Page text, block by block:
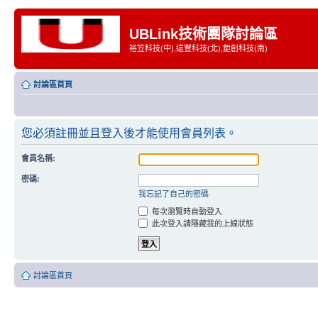
UBLink技術團隊討論區
裕笠科技(中),遠豐科技(北),鉅創科技(南)
討論區首頁
您必須註冊並且登入後才能使用會員列表。
會員名稱:
密碼:
我忘記了自己的密碼
每次瀏覽時自動登入
此次登入請隱藏我的上線狀態
討論區首頁